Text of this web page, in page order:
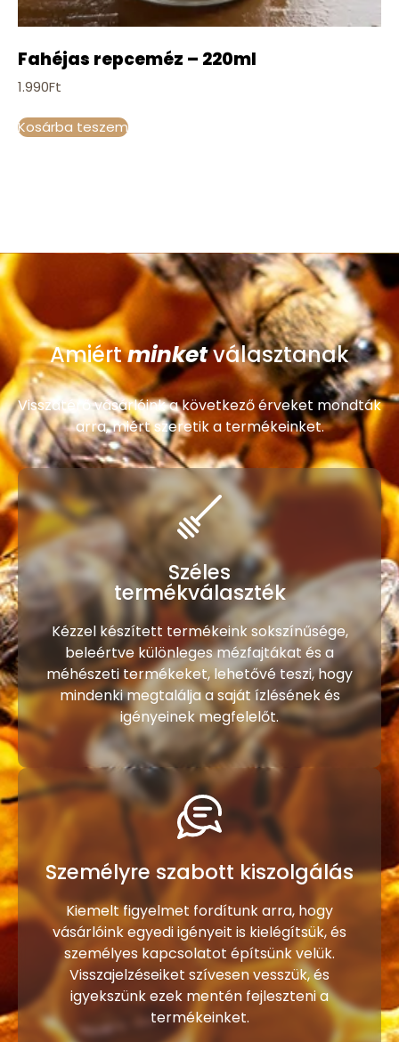
Fahéjas repceméz – 220ml
1.990Ft
Kosárba teszem
Amiértminketválasztanak
Visszatérő vásárlóink a következő érveket mondták
arra, miért szeretik a termékeinket.
Széles
termékválaszték
Kézzel készített termékeink sokszínűsége,
beleértve különleges mézfajtákat és a
méhészeti termékeket, lehetővé teszi, hogy
mindenki megtalálja a saját ízlésének és
igényeinek megfelelőt.
Személyre szabott kiszolgálás
Kiemelt figyelmet fordítunk arra, hogy
vásárlóink egyedi igényeit is kielégítsük, és
személyes kapcsolatot építsünk velük.
Visszajelzéseiket szívesen vesszük, és
igyekszünk ezek mentén fejleszteni a
termékeinket.